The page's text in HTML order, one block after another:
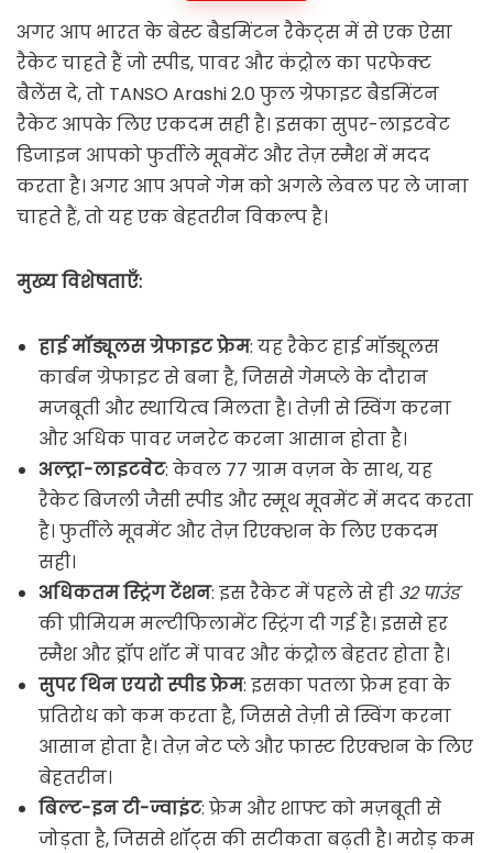
अगर आप भारत के बेस्ट बैडमिंटन रैकेट्स में से एक ऐसा
रैकेट चाहते हैं जो स्पीड, पावर और कंट्रोल का परफेक्ट
बैलेंस दे, तो TANSO Arashi 2.0 फुल ग्रेफाइट बैडमिंटन
रैकेट आपके लिए एकदम सही है। इसका सुपर-लाइटवेट
डिजाइन आपको फुर्तीले मूवमेंट और तेज़ स्मैश में मदद
करता है। अगर आप अपने गेम को अगले लेवल पर ले जाना
चाहते हैं, तो यह एक बेहतरीन विकल्प है।
मुख्य विशेषताएँ:
हाई मॉड्यूलस ग्रेफाइट फ्रेम: यह रैकेट हाई मॉड्यूलस
कार्बन ग्रेफाइट से बना है, जिससे गेमप्ले के दौरान
मजबूती और स्थायित्व मिलता है। तेज़ी से स्विंग करना
और अधिक पावर जनरेट करना आसान होता है।
अल्ट्रा-लाइटवेट: केवल 77 ग्राम वज़न के साथ, यह
रैकेट बिजली जैसी स्पीड और स्मूथ मूवमेंट में मदद करता
है। फुर्तीले मूवमेंट और तेज़ रिएक्शन के लिए एकदम
सही।
अधिकतम स्ट्रिंग टेंशन: इस रैकेट में पहले से ही 32 पाउंड
की प्रीमियम मल्टीफिलामेंट स्ट्रिंग दी गई है। इससे हर
स्मैश और ड्रॉप शॉट में पावर और कंट्रोल बेहतर होता है।
सुपर थिन एयरो स्पीड फ्रेम: इसका पतला फ्रेम हवा के
प्रतिरोध को कम करता है, जिससे तेज़ी से स्विंग करना
आसान होता है। तेज़ नेट प्ले और फास्ट रिएक्शन के लिए
बेहतरीन।
बिल्ट-इन टी-ज्वाइंट: फ्रेम और शाफ्ट को मज़बूती से
जोड़ता है, जिससे शॉट्स की सटीकता बढ़ती है। मरोड़ कम